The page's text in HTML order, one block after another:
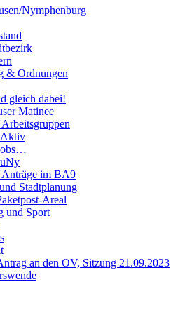
Nymphenburg
& Ordnungen
gleich dabei!
Matinee
Anträge im BA9
Stadtplanung
Areal
und Sport
an den OV, Sitzung 21.09.2023